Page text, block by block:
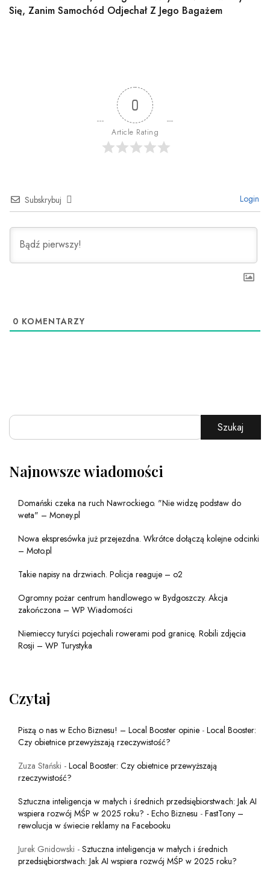
Się, Zanim Samochód Odjechał Z Jego Bagażem
0
Article Rating
Subskrybuj Login
0 KOMENTARZY
Szukaj
Najnowsze wiadomości
Domański czeka na ruch Nawrockiego. "Nie widzę podstaw do
weta" – Money.pl
Nowa ekspresówka już przejezdna. Wkrótce dołączą kolejne odcinki
– Moto.pl
Takie napisy na drzwiach. Policja reaguje – o2
Ogromny pożar centrum handlowego w Bydgoszczy. Akcja
zakończona – WP Wiadomości
Niemieccy turyści pojechali rowerami pod granicę. Robili zdjęcia
Rosji – WP Turystyka
Czytaj
Piszą o nas w Echo Biznesu! – Local Booster opinie - Local Booster:
Czy obietnice przewyższają rzeczywistość?
Zuza Stański - Local Booster: Czy obietnice przewyższają
rzeczywistość?
Sztuczna inteligencja w małych i średnich przedsiębiorstwach: Jak AI
wspiera rozwój MŚP w 2025 roku? - Echo Biznesu - FastTony –
rewolucja w świecie reklamy na Facebooku
Jurek Gnidowski - Sztuczna inteligencja w małych i średnich
przedsiębiorstwach: Jak AI wspiera rozwój MŚP w 2025 roku?